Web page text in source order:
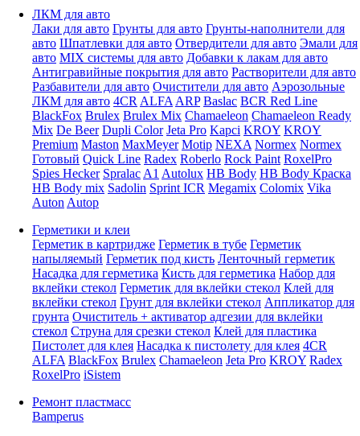
ЛКМ для авто
Лаки для авто Грунты для авто Грунты-наполнители для
авто Шпатлевки для авто Отвердители для авто Эмали для
авто MIX системы для авто Добавки к лакам для авто
Антигравийные покрытия для авто Растворители для авто
Разбавители для авто Очистители для авто Аэрозольные
ЛКМ для авто 4CR ALFA ARP Baslac BCR Red Line
BlackFox Brulex Brulex Mix Chamaeleon Chamaeleon Ready
Mix De Beer Dupli Color Jeta Pro Kapci KROY KROY
Premium Maston MaxMeyer Motip NEXA Normex Normex
Готовый Quick Line Radex Roberlo Rock Paint RoxelPro
Spies Hecker Spralac A1 Autolux HB Body HB Body Краска
HB Body mix Sadolin Sprint ICR Megamix Colomix Vika
Auton Autop
Герметики и клеи
Герметик в картридже Герметик в тубе Герметик
напыляемый Герметик под кисть Ленточный герметик
Насадка для герметика Кисть для герметика Набор для
вклейки стекол Герметик для вклейки стекол Клей для
вклейки стекол Грунт для вклейки стекол Аппликатор для
грунта Очиститель + активатор адгезии для вклейки
стекол Струна для срезки стекол Клей для пластика
Пистолет для клея Насадка к пистолету для клея 4CR
ALFA BlackFox Brulex Chamaeleon Jeta Pro KROY Radex
RoxelPro iSistem
Ремонт пластмасс
Bamperus